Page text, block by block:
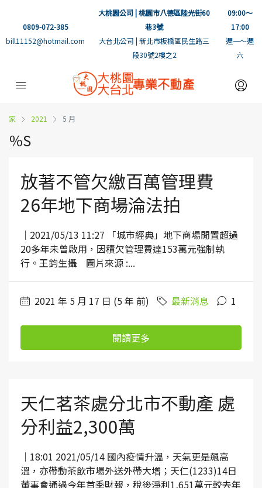
0809-072-385
bill11152@hotmail.com
大桃園公司 | 桃園市八德區陸光街60
巷3號
大台北公司 | 新北市板橋區民生路三
段30號2樓之2
09:00～
17:00
週一～週
六
家 2021 5 月
％S
放著不管欠繳百萬管理費
26年地下商場淪法拍
｜2021/05/13 11:27 「城市經典」地下商場閒置超過
20多年未曾啟用，因積欠管理費達153萬元強制執
行。王鈞生攝 圖片來源 :...
2021 年 5 月 17 日 (5 年 前) 最新消息 1
閱讀更多
天仁茗茶處分北市不動產 處
分利益2,300萬
｜18:01 2021/05/14 國內疫情升溫，天氣更是飆高
溫，亦帶動茶飲市場外送外帶大增；天仁(1233)14日
董事會通過今年首季財報，稅後淨利1,651萬元較去年